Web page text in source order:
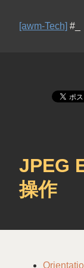
[awm-Tech] #_
JPEG
操作